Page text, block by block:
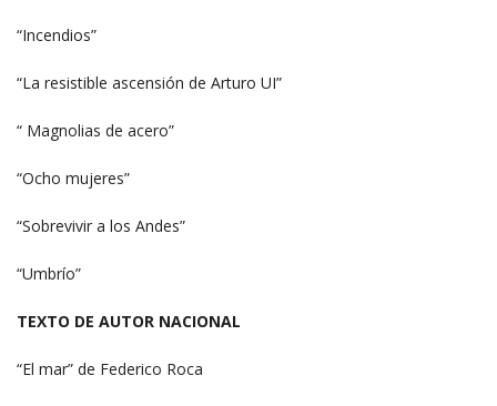
“Incendios”
“La resistible ascensión de Arturo UI”
“ Magnolias de acero”
“Ocho mujeres”
“Sobrevivir a los Andes”
“Umbrío”
TEXTO DE AUTOR NACIONAL
“El mar” de Federico Roca